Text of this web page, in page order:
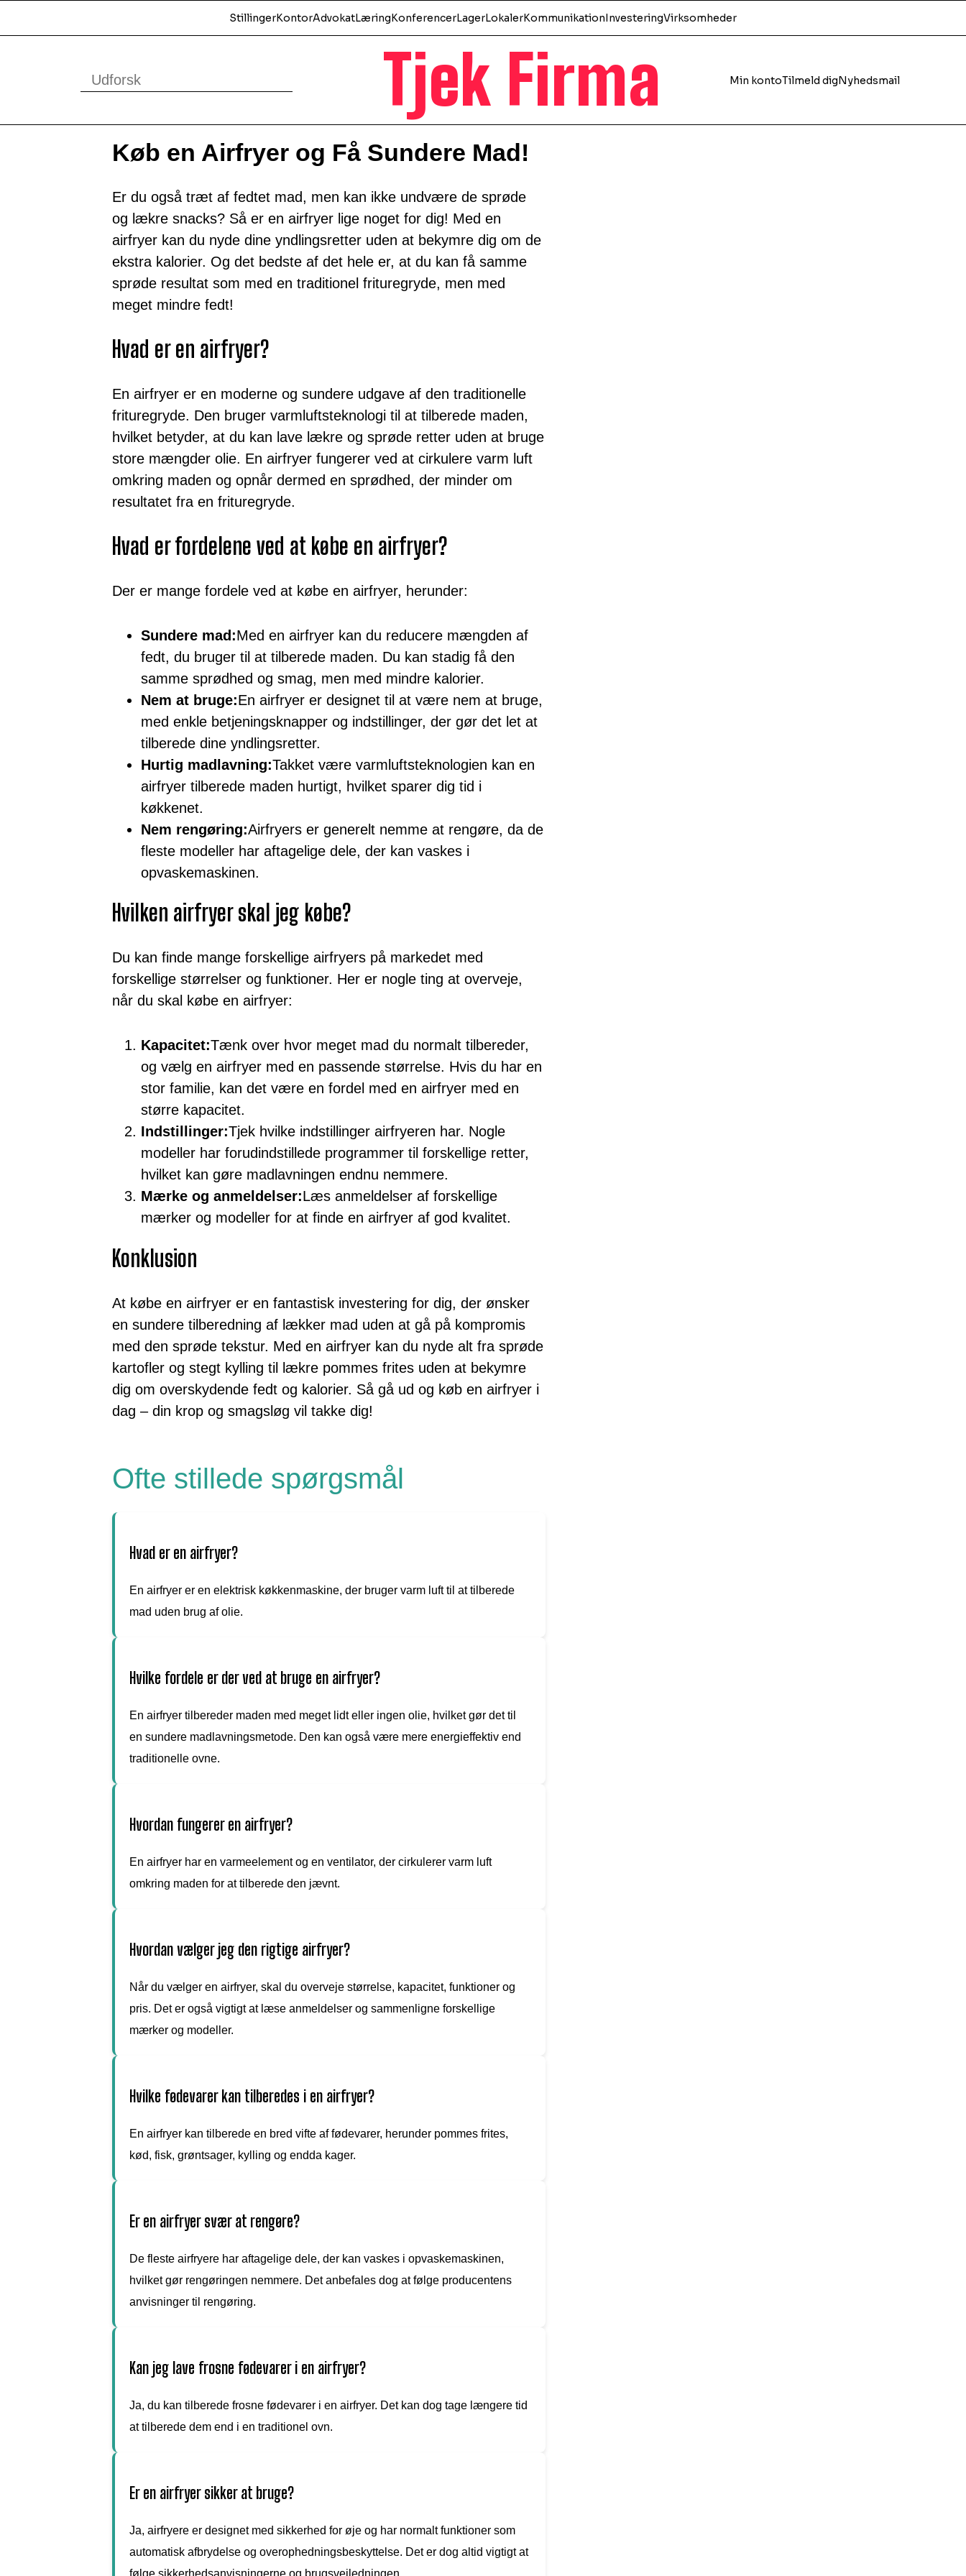
Tjek Firma Min kontoTilmeld digNyhedsmail
StillingerKontorAdvokatLæringKonferencerLagerLokalerKommunikationInvesteringVirksomheder
Køb en Airfryer og Få Sundere Mad!
Er du også træt af fedtet mad, men kan ikke undvære de sprøde
og lækre snacks? Så er en airfryer lige noget for dig! Med en
airfryer kan du nyde dine yndlingsretter uden at bekymre dig om de
ekstra kalorier. Og det bedste af det hele er, at du kan få samme
sprøde resultat som med en traditionel frituregryde, men med
meget mindre fedt!
Hvad er en airfryer?
En airfryer er en moderne og sundere udgave af den traditionelle
frituregryde. Den bruger varmluftsteknologi til at tilberede maden,
hvilket betyder, at du kan lave lækre og sprøde retter uden at bruge
store mængder olie. En airfryer fungerer ved at cirkulere varm luft
omkring maden og opnår dermed en sprødhed, der minder om
resultatet fra en frituregryde.
Hvad er fordelene ved at købe en airfryer?
Der er mange fordele ved at købe en airfryer, herunder:
Sundere mad:Med en airfryer kan du reducere mængden af
fedt, du bruger til at tilberede maden. Du kan stadig få den
samme sprødhed og smag, men med mindre kalorier.
Nem at bruge:En airfryer er designet til at være nem at bruge,
med enkle betjeningsknapper og indstillinger, der gør det let at
tilberede dine yndlingsretter.
Hurtig madlavning:Takket være varmluftsteknologien kan en
airfryer tilberede maden hurtigt, hvilket sparer dig tid i
køkkenet.
Nem rengøring:Airfryers er generelt nemme at rengøre, da de
fleste modeller har aftagelige dele, der kan vaskes i
opvaskemaskinen.
Hvilken airfryer skal jeg købe?
Du kan finde mange forskellige airfryers på markedet med
forskellige størrelser og funktioner. Her er nogle ting at overveje,
når du skal købe en airfryer:
Kapacitet:Tænk over hvor meget mad du normalt tilbereder,
og vælg en airfryer med en passende størrelse. Hvis du har en
stor familie, kan det være en fordel med en airfryer med en
større kapacitet.
Indstillinger:Tjek hvilke indstillinger airfryeren har. Nogle
modeller har forudindstillede programmer til forskellige retter,
hvilket kan gøre madlavningen endnu nemmere.
Mærke og anmeldelser:Læs anmeldelser af forskellige
mærker og modeller for at finde en airfryer af god kvalitet.
Konklusion
At købe en airfryer er en fantastisk investering for dig, der ønsker
en sundere tilberedning af lækker mad uden at gå på kompromis
med den sprøde tekstur. Med en airfryer kan du nyde alt fra sprøde
kartofler og stegt kylling til lækre pommes frites uden at bekymre
dig om overskydende fedt og kalorier. Så gå ud og køb en airfryer i
dag – din krop og smagsløg vil takke dig!
Ofte stillede spørgsmål
Hvad er en airfryer?
En airfryer er en elektrisk køkkenmaskine, der bruger varm luft til at tilberede
mad uden brug af olie.
Hvilke fordele er der ved at bruge en airfryer?
En airfryer tilbereder maden med meget lidt eller ingen olie, hvilket gør det til
en sundere madlavningsmetode. Den kan også være mere energieffektiv end
traditionelle ovne.
Hvordan fungerer en airfryer?
En airfryer har en varmeelement og en ventilator, der cirkulerer varm luft
omkring maden for at tilberede den jævnt.
Hvordan vælger jeg den rigtige airfryer?
Når du vælger en airfryer, skal du overveje størrelse, kapacitet, funktioner og
pris. Det er også vigtigt at læse anmeldelser og sammenligne forskellige
mærker og modeller.
Hvilke fødevarer kan tilberedes i en airfryer?
En airfryer kan tilberede en bred vifte af fødevarer, herunder pommes frites,
kød, fisk, grøntsager, kylling og endda kager.
Er en airfryer svær at rengøre?
De fleste airfryere har aftagelige dele, der kan vaskes i opvaskemaskinen,
hvilket gør rengøringen nemmere. Det anbefales dog at følge producentens
anvisninger til rengøring.
Kan jeg lave frosne fødevarer i en airfryer?
Ja, du kan tilberede frosne fødevarer i en airfryer. Det kan dog tage længere tid
at tilberede dem end i en traditionel ovn.
Er en airfryer sikker at bruge?
Ja, airfryere er designet med sikkerhed for øje og har normalt funktioner som
automatisk afbrydelse og overophedningsbeskyttelse. Det er dog altid vigtigt at
følge sikkerhedsanvisningerne og brugsvejledningen.